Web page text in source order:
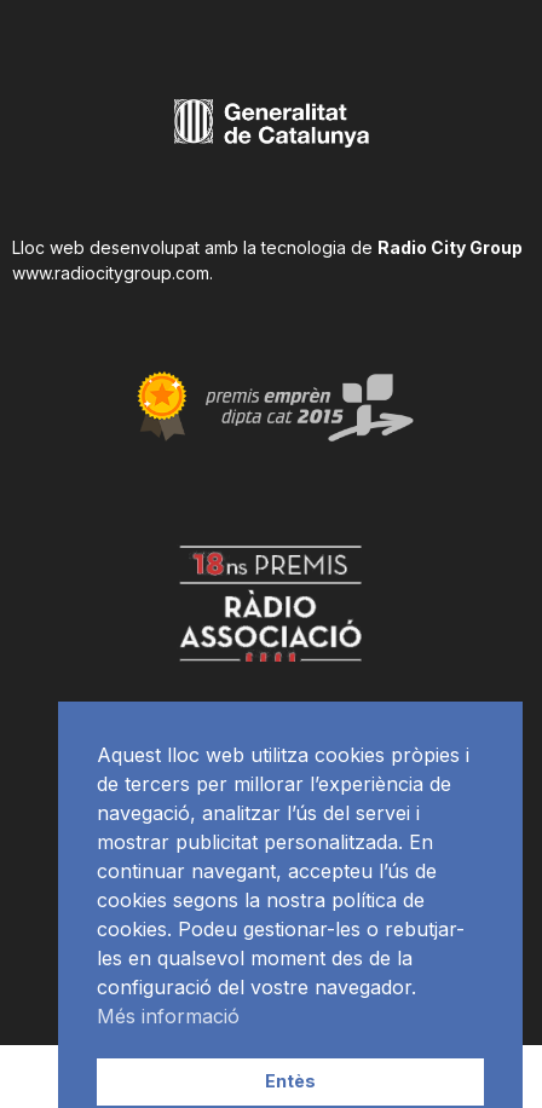
Lloc web desenvolupat amb la tecnologia de Radio City Group
www.radiocitygroup.com.
APP Programació
Aquest lloc web utilitza cookies pròpies i
de tercers per millorar l’experiència de
navegació, analitzar l’ús del servei i
mostrar publicitat personalitzada. En
continuar navegant, accepteu l’ús de
cookies segons la nostra política de
cookies. Podeu gestionar-les o rebutjar-
les en qualsevol moment des de la
configuració del vostre navegador.
Més informació
Entès